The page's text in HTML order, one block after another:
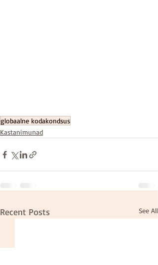
globaalne kodakondsus
Kastanimunad
Recent Posts See All